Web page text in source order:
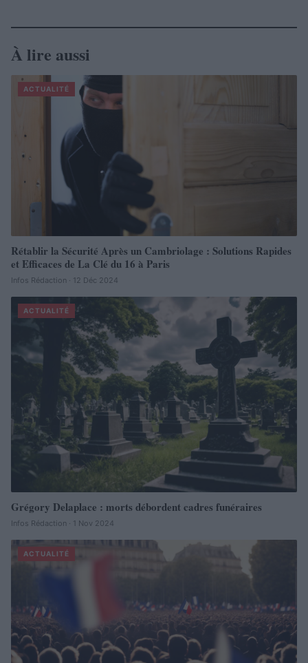
À lire aussi
ACTUALITÉ
Rétablir la Sécurité Après un Cambriolage : Solutions Rapides
et Efficaces de La Clé du 16 à Paris
Infos Rédaction · 12 Déc 2024
ACTUALITÉ
Grégory Delaplace : morts débordent cadres funéraires
Infos Rédaction · 1 Nov 2024
ACTUALITÉ